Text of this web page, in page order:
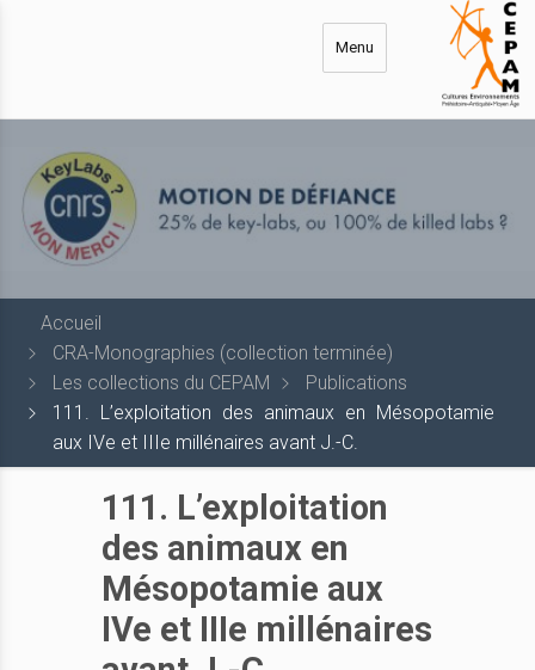
Menu
Accueil
CRA-Monographies (collection terminée)
Les collections du CEPAM
Publications
111. L’exploitation des animaux en Mésopotamie
aux IVe et IIIe millénaires avant J.-C.
111. L’exploitation
des animaux en
Mésopotamie aux
IVe et IIIe millénaires